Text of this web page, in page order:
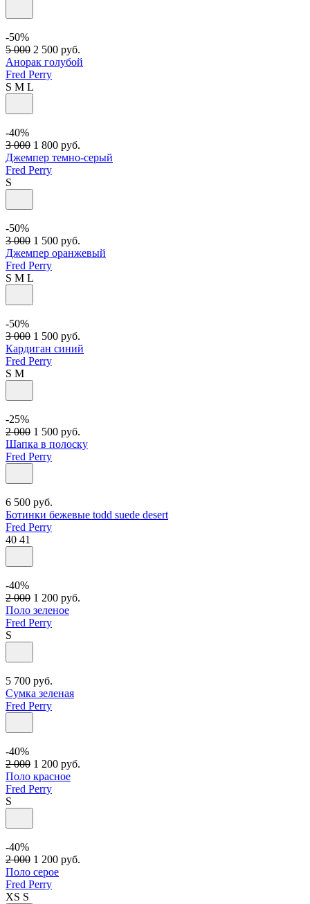
-50%
5 000 2 500 руб.
Анорак голубой
Fred Perry
S M L
-40%
3 000 1 800 руб.
Джемпер темно-серый
Fred Perry
S
-50%
3 000 1 500 руб.
Джемпер оранжевый
Fred Perry
S M L
-50%
3 000 1 500 руб.
Кардиган синий
Fred Perry
S M
-25%
2 000 1 500 руб.
Шапка в полоску
Fred Perry
6 500 руб.
Ботинки бежевые todd suede desert
Fred Perry
40 41
-40%
2 000 1 200 руб.
Поло зеленое
Fred Perry
S
5 700 руб.
Сумка зеленая
Fred Perry
-40%
2 000 1 200 руб.
Поло красное
Fred Perry
S
-40%
2 000 1 200 руб.
Поло серое
Fred Perry
XS S